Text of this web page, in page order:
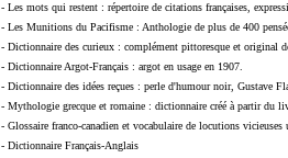
- Les mots qui restent : répertoire de citations françaises,
- Les Munitions du Pacifisme : Anthologie de plus de 400
- Dictionnaire des curieux : complément pittoresque et original
- Dictionnaire Argot-Français : argot en usage en 1907.
- Dictionnaire des idées reçues : perle d'humour noir, Gustave
- Mythologie grecque et romaine : dictionnaire créé à partir du
- Glossaire franco-canadien et vocabulaire de locutions vicieuses
- Dictionnaire Français-Anglais